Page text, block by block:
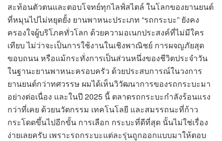
สะท้อนตัวตนและตอบโจทย์ทุกไลฟ์สไตล์ ในโลกของยานยนต์
ที่หมุนไปไม่หยุดยั้ง ยานพาหนะประเภท “รถกระบะ” ยังคง
ครองใจผู้บริโภคทั่วโลก ด้วยความอเนกประสงค์ที่ไม่มีใคร
เทียบ ไม่ว่าจะเป็นการใช้งานในเชิงพาณิชย์ การผจญภัยสุด
ขอบถนน หรือแม้กระทั่งการเป็นส่วนหนึ่งของชีวิตประจำวัน
ในฐานะยานพาหนะครอบครัว ด้วยประสบการณ์ในวงการ
ยานยนต์กว่าทศวรรษ ผมได้เห็นวิวัฒนาการของรถกระบะมา
อย่างต่อเนื่อง และในปี 2025 นี้ ตลาดรถกระบะกำลังร้อนแรง
กว่าที่เคย ด้วยนวัตกรรม เทคโนโลยี และสมรรถนะที่ก้าว
กระโดดขึ้นไปอีกขั้น การเลือก กระบะที่ดีที่สุด นั้นไม่ใช่เรื่อง
ง่ายเลยครับ เพราะรถกระบะแต่ละรุ่นถูกออกแบบมาให้ตอบ